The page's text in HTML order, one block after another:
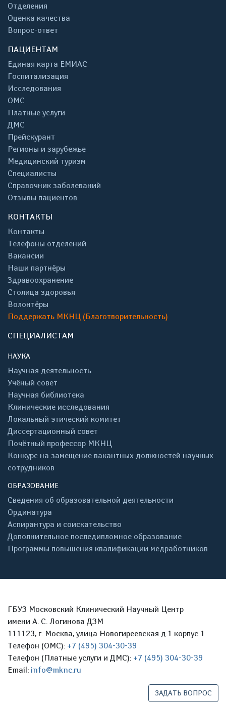
Отделения
Оценка качества
Вопрос-ответ
ПАЦИЕНТАМ
Единая карта ЕМИАС
Госпитализация
Исследования
ОМС
Платные услуги
ДМС
Прейскурант
Регионы и зарубежье
Медицинский туризм
Специалисты
Справочник заболеваний
Отзывы пациентов
КОНТАКТЫ
Контакты
Телефоны отделений
Вакансии
Наши партнёры
Здравоохранение
Столица здоровья
Волонтёры
Поддержать МКНЦ (Благотворительность)
СПЕЦИАЛИСТАМ
НАУКА
Научная деятельность
Учёный совет
Научная библиотека
Клинические исследования
Локальный этический комитет
Диссертационный совет
Почётный профессор МКНЦ
Конкурс на замещение вакантных должностей научных
сотрудников
ОБРАЗОВАНИЕ
Сведения об образовательной деятельности
Ординатура
Аспирантура и соискательство
Дополнительное последипломное образование
Программы повышения квалификации медработников
ГБУЗ Московский Клинический Научный Центр
имени А. С. Логинова ДЗМ
111123, г. Москва, улица Новогиреевская д.1 корпус 1
Телефон (ОМС): +7 (495) 304-30-39
Телефон (Платные услуги и ДМС): +7 (495) 304-30-39
Email: info@mknc.ru
ЗАДАТЬ ВОПРОС